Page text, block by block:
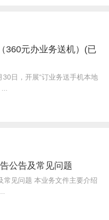
360元办业务送机）(已
日，开展“订业务送手机本地
公告及常见问题
常见问题 本业务文件主要介绍